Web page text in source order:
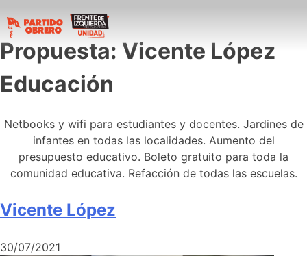
Propuesta: Vicente López
Educación
Netbooks y wifi para estudiantes y docentes. Jardines de
infantes en todas las localidades. Aumento del
presupuesto educativo. Boleto gratuito para toda la
comunidad educativa. Refacción de todas las escuelas.
Vicente López
30/07/2021